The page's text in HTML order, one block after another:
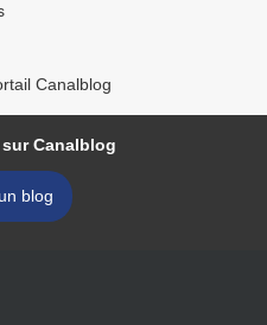
Canalblog
Canalblog
blog